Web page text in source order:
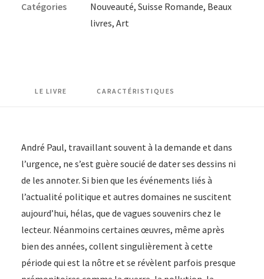
-
l'humour
Catégories Nouveauté, Suisse Romande, Beaux
livres, Art
LE LIVRE CARACTÉRISTIQUES
André Paul, travaillant souvent à la demande et dans
l’urgence, ne s’est guère soucié de dater ses dessins ni
de les annoter. Si bien que les événements liés à
l’actualité politique et autres domaines ne suscitent
aujourd’hui, hélas, que de vagues souvenirs chez le
lecteur. Néanmoins certaines œuvres, même après
bien des années, collent singulièrement à cette
période qui est la nôtre et se révèlent parfois presque